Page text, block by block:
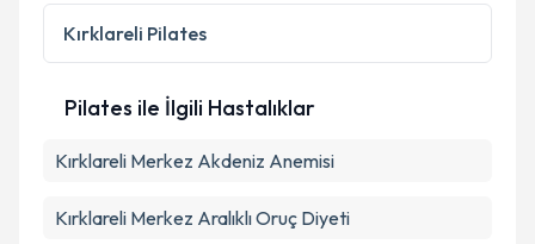
Metni'ni okudum ve kişisel verilerimin belirtilen
kapsamda işlenmesini kabul ediyorum.
Takvim Talebini Gönder
Kırklareli Pilates
Pilates ile İlgili Hastalıklar
Kırklareli Merkez Akdeniz Anemisi
Kırklareli Merkez Aralıklı Oruç Diyeti